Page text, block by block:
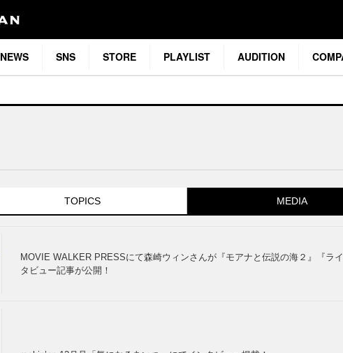
NEWS SNS STORE PLAYLIST AUDITION
TOPICS MEDIA
MOVIE WALKER PRESSにて森崎ウィンさんが『モアナと伝説の海２』『ラ
タビュー記事が公開！